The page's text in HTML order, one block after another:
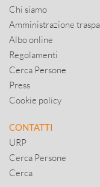
Chi siamo
Amministrazione
Albo online
Regolamenti
Cerca Persone
Press
Cookie policy
CONTATTI
URP
Cerca Persone
Cerca